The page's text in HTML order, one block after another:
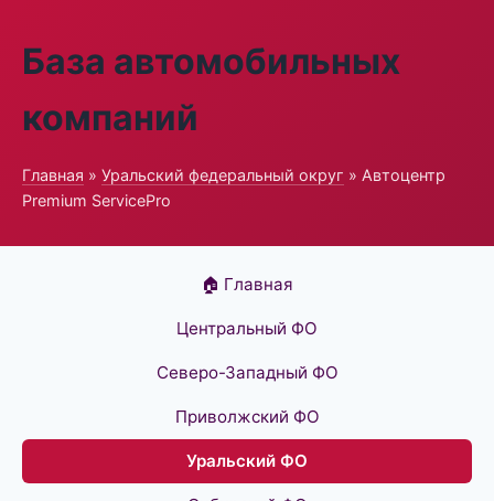
База автомобильных
компаний
Главная » Уральский федеральный округ » Автоцентр
Premium ServicePro
🏠 Главная
Центральный ФО
Северо-Западный ФО
Приволжский ФО
Уральский ФО